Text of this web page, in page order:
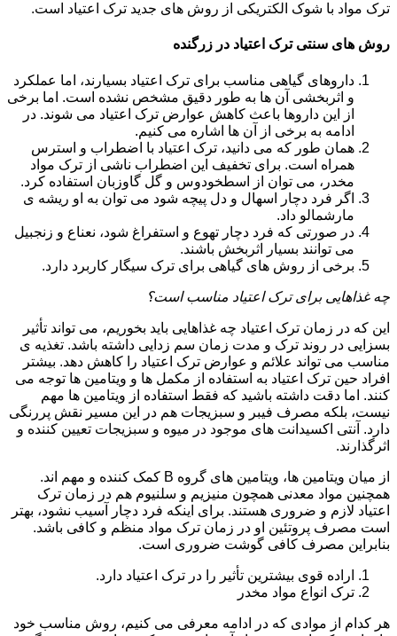
ترک مواد با شوک الکتریکی از روش های جدید ترک اعتیاد است.
روش های سنتی ترک اعتیاد در زرگنده
داروهای گیاهی مناسب برای ترک اعتیاد بسیارند، اما عملکرد
و اثربخشی آن ها به طور دقیق مشخص نشده است. اما برخی
از این داروها باعث کاهش عوارض ترک اعتیاد می شوند. در
ادامه به برخی از آن ها اشاره می کنیم.
همان طور که می دانید، ترک اعتیاد با اضطراب و استرس
همراه است. برای تخفیف این اضطراب ناشی از ترک مواد
مخدر، می توان از اسطخودوس و گل گاوزبان استفاده کرد.
اگر فرد دچار اسهال و دل پیچه شود می توان به او ریشه ی
مارشمالو داد.
در صورتی که فرد دچار تهوع و استفراغ شود، نعناع و زنجبیل
می توانند بسیار اثربخش باشند.
برخی از روش های گیاهی برای ترک سیگار کاربرد دارد.
چه غذاهایی برای ترک اعتیاد مناسب است؟
این که در زمان ترک اعتیاد چه غذاهایی باید بخوریم، می تواند تأثیر
بسزایی در روند ترک و مدت زمان سم زدایی داشته باشد. تغذیه ی
مناسب می تواند علائم و عوارض ترک اعتیاد را کاهش دهد. بیشتر
افراد حین ترک اعتیاد به استفاده از مکمل ها و ویتامین ها توجه می
کنند. اما دقت داشته باشید که فقط استفاده از ویتامین ها مهم
نیست، بلکه مصرف فیبر و سبزیجات هم در این مسیر نقش پررنگی
دارد. آنتی اکسیدانت های موجود در میوه و سبزیجات تعیین کننده و
اثرگذارند.
از میان ویتامین ها، ویتامین های گروه B کمک کننده و مهم اند.
همچنین مواد معدنی همچون منیزیم و سلنیوم هم در زمان ترک
اعتیاد لازم و ضروری هستند. برای اینکه فرد دچار آسیب نشود، بهتر
است مصرف پروتئین او در زمان ترک مواد منظم و کافی باشد.
بنابراین مصرف کافی گوشت ضروری است.
اراده قوی بیشترین تأثیر را در ترک اعتیاد دارد.
ترک انواع مواد مخدر
هر کدام از موادی که در ادامه معرفی می کنیم، روش مناسب خود